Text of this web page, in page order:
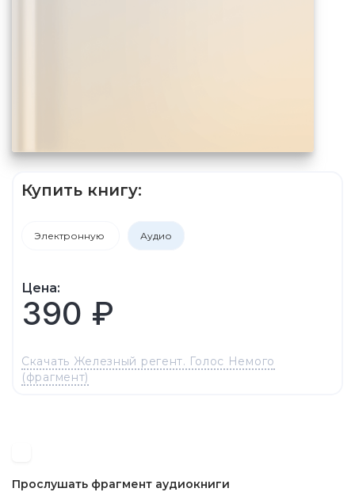
Купить книгу:
Электронную Аудио
Цена:
390 ₽
Скачать Железный регент. Голос Немого
(фрагмент)
Прослушать фрагмент аудиокниги